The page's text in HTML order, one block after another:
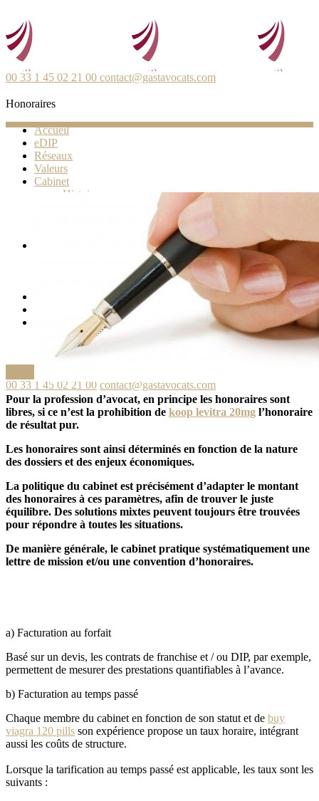
00 33 1 45 02 21 00 contact@gastavocats.com
Accueil
eDIP
Réseaux
Valeurs
Cabinet
Histoire
Secteurs d’activité
Français
English
00 33 1 45 02 21 00 contact@gastavocats.com
Honoraires
Pour la profession d’avocat, en principe les honoraires sont
libres, si ce n’est la prohibition de koop levitra 20mg l’honoraire
de résultat pur.
Les honoraires sont ainsi déterminés en fonction de la nature
des dossiers et des enjeux économiques.
La politique du cabinet est précisément d’adapter le montant
des honoraires à ces paramètres, afin de trouver le juste
équilibre. Des solutions mixtes peuvent toujours être trouvées
pour répondre à toutes les situations.
De manière générale, le cabinet pratique systématiquement une
lettre de mission et/ou une convention d’honoraires.
a) Facturation au forfait
Basé sur un devis, les contrats de franchise et / ou DIP, par exemple,
permettent de mesurer des prestations quantifiables à l’avance.
b) Facturation au temps passé
Chaque membre du cabinet en fonction de son statut et de buy
viagra 120 pills son expérience propose un taux horaire, intégrant
aussi les coûts de structure.
Lorsque la tarification au temps passé est applicable, les taux sont les
suivants :